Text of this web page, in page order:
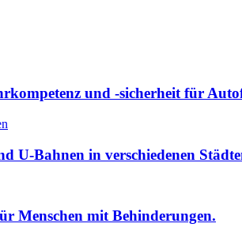
und -sicherheit für
U-Bahnen in verschiedenen
Menschen mit Behinderungen.